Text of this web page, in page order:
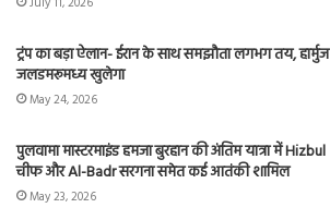
ट्रंप का बड़ा ऐलान- ईरान के साथ समझौता लगभग तय, हार्मुज
जलडमरूमध्य खुलेगा
May 24, 2026
पुलवामा मास्टरमाइंड हमजा बुरहान की अंतिम यात्रा में Hizbul
चीफ और Al-Badr सरगना समेत कई आतंकी शामिल
May 23, 2026